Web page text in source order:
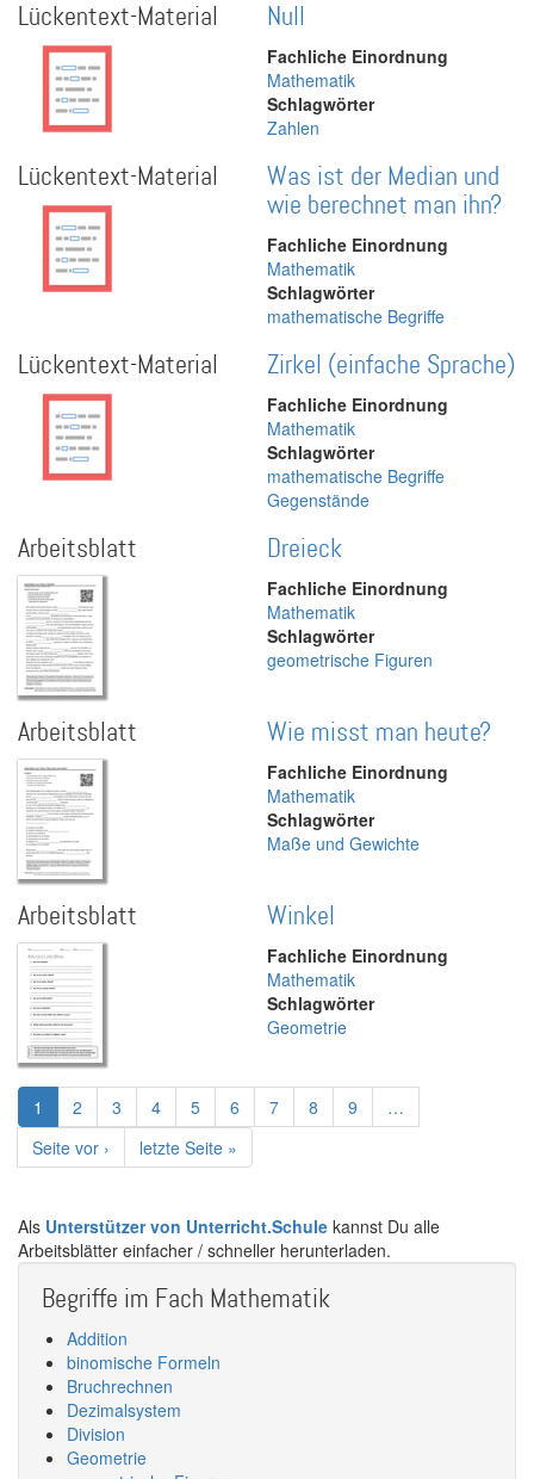
Lückentext-Material Null
Fachliche Einordnung
Mathematik
Schlagwörter
Zahlen
Lückentext-Material
Was ist der Median und
wie berechnet man ihn?
Fachliche Einordnung
Mathematik
Schlagwörter
mathematische Begriffe
Lückentext-Material Zirkel (einfache Sprache)
Fachliche Einordnung
Mathematik
Schlagwörter
mathematische Begriffe
Gegenstände
Arbeitsblatt Dreieck
Fachliche Einordnung
Mathematik
Schlagwörter
geometrische Figuren
Arbeitsblatt Wie misst man heute?
Fachliche Einordnung
Mathematik
Schlagwörter
Maße und Gewichte
Arbeitsblatt Winkel
Fachliche Einordnung
Mathematik
Schlagwörter
Geometrie
Seitennummerierung
Aktuelle
Seite
1 Page
2 Page
3 Page
4 Page
5 Page
6 Page
7 Page
8 Page
9
…
Nächste
Seite
Seite vor ›
Letzte
Seite
letzte Seite »
Als Unterstützer von Unterricht.Schule kannst Du alle
Arbeitsblätter einfacher / schneller herunterladen.
Begriffe im Fach Mathematik
Addition
binomische Formeln
Bruchrechnen
Dezimalsystem
Division
Geometrie